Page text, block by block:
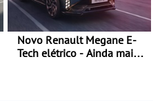
Novo Renault Megane E-
Tech elétrico - Ainda mais